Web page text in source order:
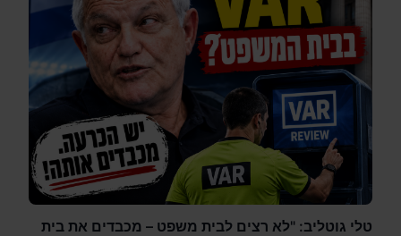
טלי גוטליב: "לא רצים לבית משפט – מכבדים את בית